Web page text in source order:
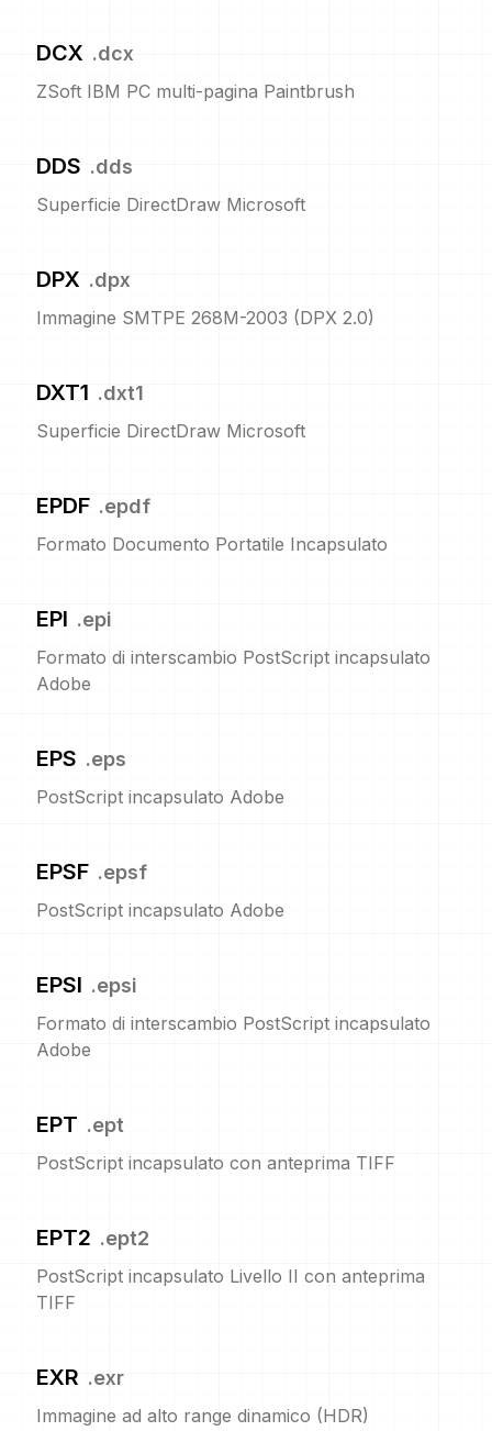
DCX .dcx
ZSoft IBM PC multi-pagina Paintbrush
DDS .dds
Superficie DirectDraw Microsoft
DPX .dpx
Immagine SMTPE 268M-2003 (DPX 2.0)
DXT1 .dxt1
Superficie DirectDraw Microsoft
EPDF .epdf
Formato Documento Portatile Incapsulato
EPI .epi
Formato di interscambio PostScript incapsulato
Adobe
EPS .eps
PostScript incapsulato Adobe
EPSF .epsf
PostScript incapsulato Adobe
EPSI .epsi
Formato di interscambio PostScript incapsulato
Adobe
EPT .ept
PostScript incapsulato con anteprima TIFF
EPT2 .ept2
PostScript incapsulato Livello II con anteprima
TIFF
EXR .exr
Immagine ad alto range dinamico (HDR)